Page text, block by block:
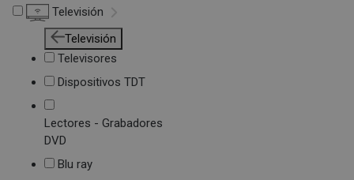
Televisión
Televisión
Televisores
Dispositivos TDT
Lectores - Grabadores
DVD
Blu ray